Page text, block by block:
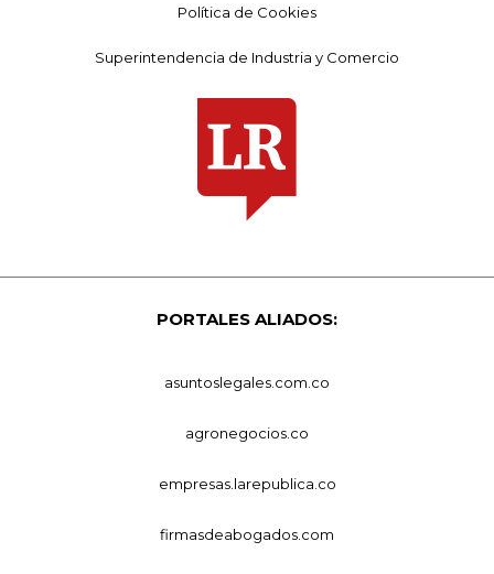
Política de Cookies
Superintendencia de Industria y Comercio
PORTALES ALIADOS:
asuntoslegales.com.co
agronegocios.co
empresas.larepublica.co
firmasdeabogados.com